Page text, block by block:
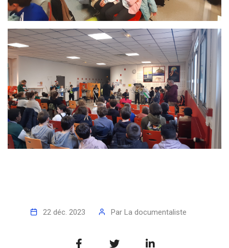
22 déc. 2023 Par La documentaliste